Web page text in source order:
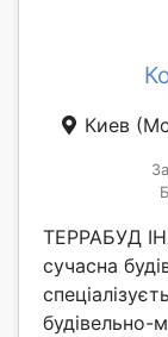
Киев
ТЕРРАБУД
сучасна
будівельно-